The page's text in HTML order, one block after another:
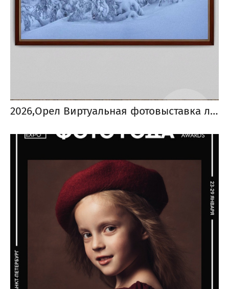
2026,Орел Виртуальная фотовыставка лучших работ по итогам областного фотоконкурса «Орловский взгляд»